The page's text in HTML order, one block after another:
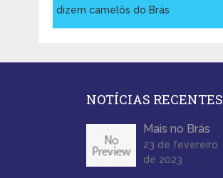
dizem camelôs do Brás
NOTÍCIAS RECENTES
Mais no Brás
23 de fevereiro
de 2023